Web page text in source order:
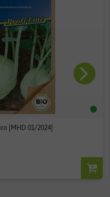
[MHD 01/2024]